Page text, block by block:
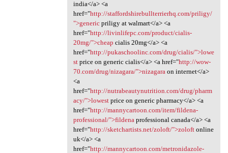
india</a> <a
href="http://staffordshirebullterrierhq.com/priligy/
">genericpriligy at walmart</a> <a
href="http://livinlifepc.com/product/cialis-
20mg/">cheap cialis 20mg</a> <a
href="http://pukaschoolinc.com/drug/cialis/">lowe
stprice on generic cialis</a> <a href="http://wow-
70.com/drug/nizagara/">nizagaraon internet</a>
<a
href="http://nutrabeautynutrition.com/drug/pharm
acy/">lowestprice on generic pharmacy</a> <a
href="http://mannycartoon.com/item/fildena-
professional/">fildenaprofessional canada</a> <a
href="http://sketchartists.net/zoloft/">zoloftonline
uk</a> <a
href="http://mannycartoon.com/metronidazole-